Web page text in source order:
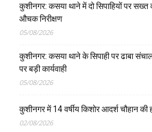
कुशीनगर: कसया थाने में दो सिपाहियों पर सख्त
औचक निरीक्षण
05/08/2026
कुशीनगर: कसया थाने के सिपाही पर ढाबा
पर बड़ी कार्यवाही
05/08/2026
कुशीनगर में 14 वर्षीय किशोर आदर्श चौहान की
02/08/2026